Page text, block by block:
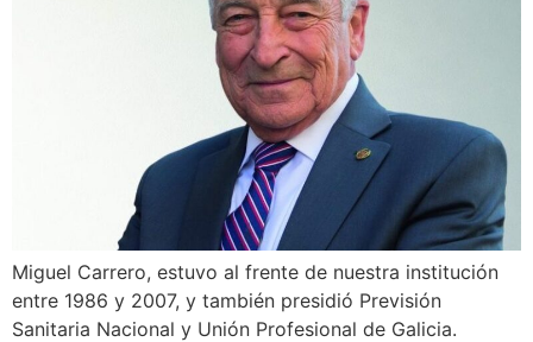
Miguel Carrero, estuvo al frente de nuestra institución
entre 1986 y 2007, y también presidió Previsión
Sanitaria Nacional y Unión Profesional de Galicia.